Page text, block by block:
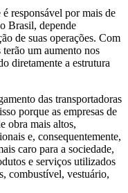
responsável por mais de
Brasil, depende
de suas operações. Com
um aumento nos
diretamente a estrutura
das transportadoras
porque as empresas de
obra mais altos,
e, consequentemente,
caro para a sociedade,
e serviços utilizados
combustível, vestuário,